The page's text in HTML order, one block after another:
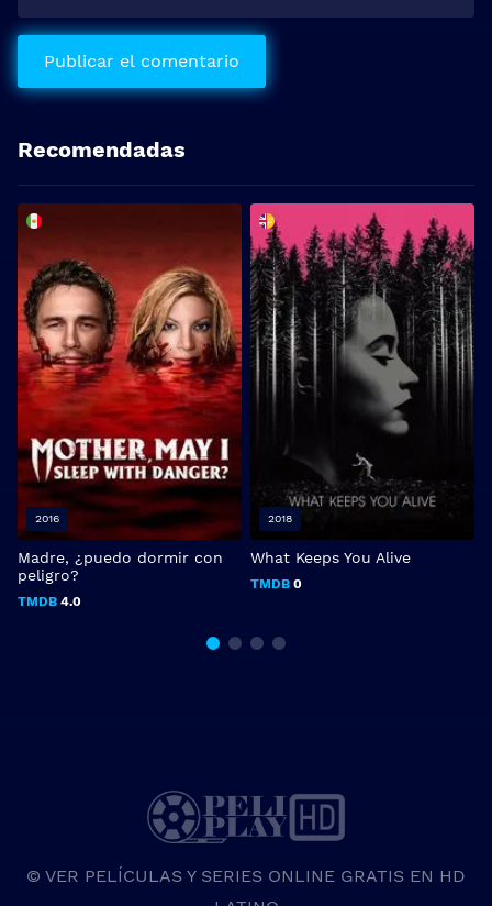
Recomendadas
Madre, ¿puedo dormir con
peligro?
TMDB 4.0
2016
What Keeps You Alive
TMDB 0
2018
© VER PELÍCULAS Y SERIES ONLINE GRATIS EN HD